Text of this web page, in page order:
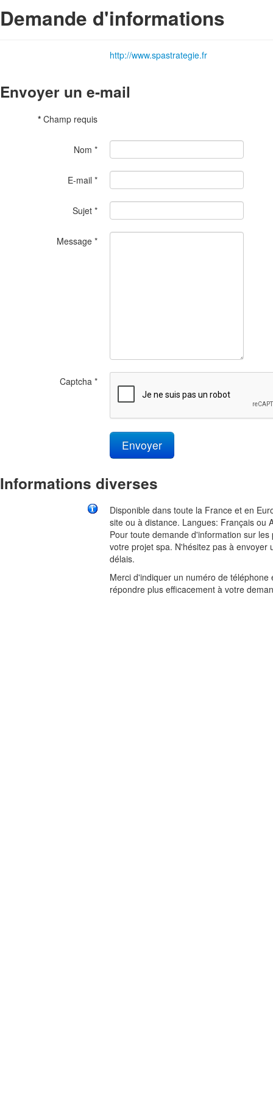
Demande d'informations
http://www.spastrategie.fr
Envoyer un e-mail
* Champ requis
Nom *
E-mail *
Sujet *
Message *
Captcha *
Envoyer
Informations diverses
Disponible dans toute la France et en
site ou à distance. Langues: Français ou
Pour toute demande d'information sur
votre projet spa. N'hésitez pas à
délais.
Merci d'indiquer un numéro de
répondre plus efficacement à votre